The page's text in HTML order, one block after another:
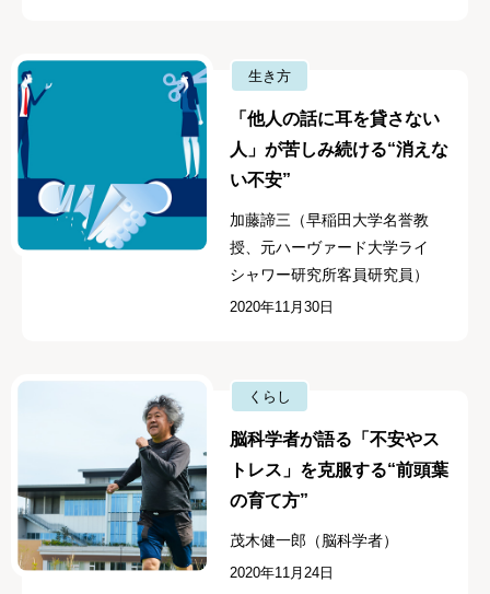
生き方
「他人の話に耳を貸さない
人」が苦しみ続ける“消えな
い不安”
加藤諦三（早稲田大学名誉教
授、元ハーヴァード大学ライ
シャワー研究所客員研究員）
2020年11月30日
くらし
脳科学者が語る「不安やス
トレス」を克服する“前頭葉
の育て方”
茂木健一郎（脳科学者）
2020年11月24日